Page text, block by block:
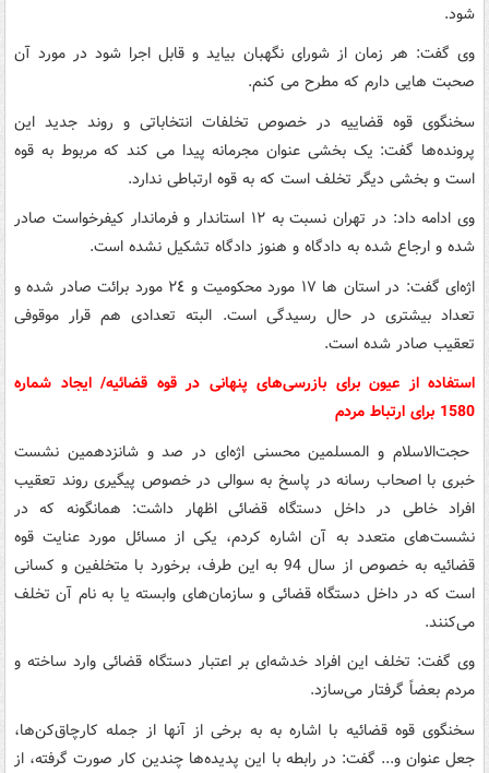
شود.
وی گفت: هر زمان از شورای نگهبان بیاید و قابل اجرا شود در مورد آن
صحبت هایی دارم که مطرح می کنم.
سخنگوی قوه قضاییه در خصوص تخلفات انتخاباتی و روند جدید این
پرونده‌ها گفت: یک بخشی عنوان مجرمانه پیدا می کند که مربوط به قوه
است و بخشی دیگر تخلف است که به قوه ارتباطی ندارد.
وی ادامه داد: در تهران نسبت به ١٢ استاندار و فرماندار کیفرخواست صادر
شده و ارجاع شده به دادگاه و هنوز دادگاه تشکیل نشده است.
اژه‌ای گفت: در استان ها ١٧ مورد محکومیت و ٢٤ مورد برائت صادر شده و
تعداد بیشتری در حال رسیدگی است. البته تعدادی هم قرار موقوفی
تعقیب صادر شده است.
استفاده از عیون برای بازرسی‌های پنهانی در قوه قضائیه/ ایجاد شماره
1580 برای ارتباط مردم
حجت‌الاسلام و المسلمین محسنی اژه‌ای در صد و شانزدهمین نشست
خبری با اصحاب رسانه در پاسخ به سوالی در خصوص پیگیری روند تعقیب
افراد خاطی در داخل دستگاه قضائی اظهار داشت: همانگونه که در
نشست‌های متعدد به آن اشاره کردم، یکی از مسائل مورد عنایت قوه
قضائیه به خصوص از سال 94 به این طرف، برخورد با متخلفین و کسانی
است که در داخل دستگاه قضائی و سازمان‌های وابسته یا به نام آن تخلف
می‌کنند.
وی گفت: تخلف این افراد خدشه‌ای بر اعتبار دستگاه قضائی وارد ساخته و
مردم بعضاً گرفتار می‌سازد.
سخنگوی قوه قضائیه با اشاره به به برخی از آنها از جمله کارچاق‌کن‌ها،
جعل عنوان و... گفت: در رابطه با این پدیده‌ها چندین کار صورت گرفته، از